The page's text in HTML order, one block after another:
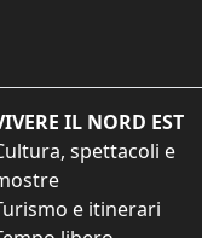
IL NORD EST
spettacoli e
e itinerari